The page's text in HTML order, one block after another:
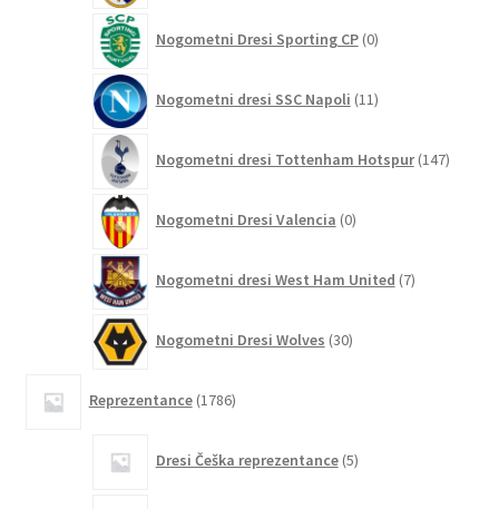
Nogometni Dresi Sporting CP 0izdelkov
Nogometni dresi SSC Napoli 11izdelkov
Nogometni dresi Tottenham Hotspur 147
Nogometni Dresi Valencia 0izdelkov
Nogometni dresi West Ham United 7izdelkov
Nogometni Dresi Wolves 30izdelkov
Reprezentance 1786izdelkov
Dresi Češka reprezentance 5izdelkov